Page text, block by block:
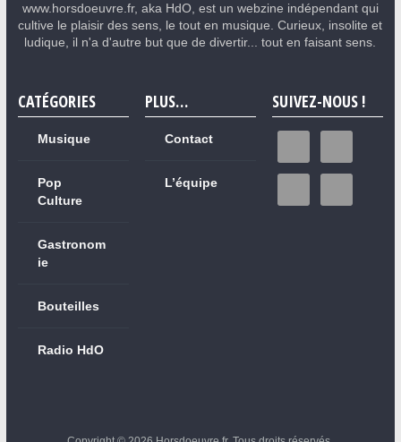
www.horsdoeuvre.fr, aka HdO, est un webzine indépendant qui
cultive le plaisir des sens, le tout en musique. Curieux, insolite et
ludique, il n'a d'autre but que de divertir... tout en faisant sens.
CATÉGORIES
Musique
Pop
Culture
Gastronom
ie
Bouteilles
Radio HdO
PLUS…
Contact
L’équipe
SUIVEZ-NOUS !